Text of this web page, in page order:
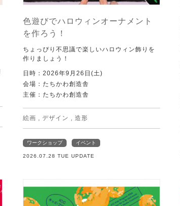
色遊びでハロウィンオーナメント
を作ろう！
ちょっぴり不思議で楽しいハロウィン飾りを
作りましょう！
日時：2026年9月26日(土)
会場：たちかわ創造舎
主催：たちかわ創造舎
絵画 , デザイン , 造形
ワークショップ イベント
2026.07.28 TUE UPDATE